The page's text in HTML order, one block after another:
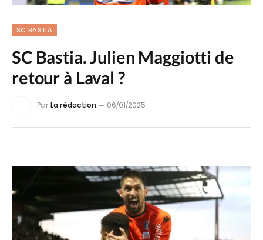
SC BASTIA
SC Bastia. Julien Maggiotti de
retour à Laval ?
ParLa rédaction 06/01/2025